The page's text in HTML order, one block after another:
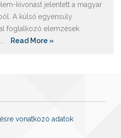
kivonást jelentett a magyar
A külső egyensúly
foglalkozó elemzések
Read More »
vonatkozó adatok